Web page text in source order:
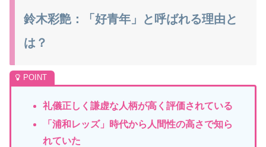
鈴木彩艶：「好青年」と呼ばれる理由と
は？
礼儀正しく謙虚な人柄が高く評価されている
「浦和レッズ」時代から人間性の高さで知ら
れていた